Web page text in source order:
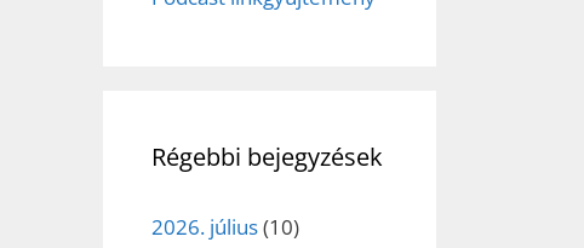
Régebbi bejegyzések
2026. július(10)